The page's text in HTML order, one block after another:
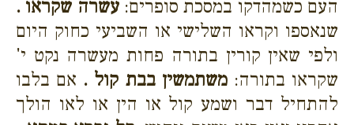
העם כשמהדקו במסכת סופרים:עשרה שקראו .
שנאספו וקראו השלישי או השביעי כחוק היום
ולפי שאין קורין בתורה פחות מעשרה נקט י'
שקראו בתורה:משתמשין בבת קול . אם בלבו
להתחיל דבר ושמע קול או הין או לאו הולך